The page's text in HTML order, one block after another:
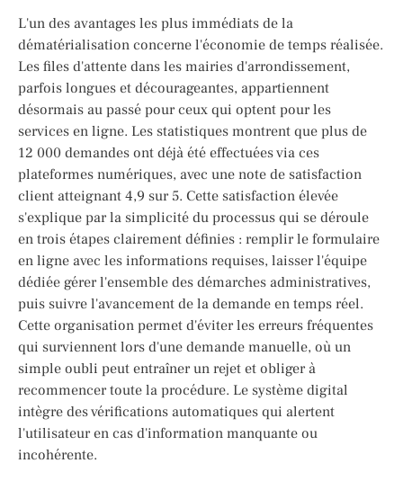
L'un des avantages les plus immédiats de la
dématérialisation concerne l'économie de temps réalisée.
Les files d'attente dans les mairies d'arrondissement,
parfois longues et décourageantes, appartiennent
désormais au passé pour ceux qui optent pour les
services en ligne. Les statistiques montrent que plus de
12 000 demandes ont déjà été effectuées via ces
plateformes numériques, avec une note de satisfaction
client atteignant 4,9 sur 5. Cette satisfaction élevée
s'explique par la simplicité du processus qui se déroule
en trois étapes clairement définies : remplir le formulaire
en ligne avec les informations requises, laisser l'équipe
dédiée gérer l'ensemble des démarches administratives,
puis suivre l'avancement de la demande en temps réel.
Cette organisation permet d'éviter les erreurs fréquentes
qui surviennent lors d'une demande manuelle, où un
simple oubli peut entraîner un rejet et obliger à
recommencer toute la procédure. Le système digital
intègre des vérifications automatiques qui alertent
l'utilisateur en cas d'information manquante ou
incohérente.